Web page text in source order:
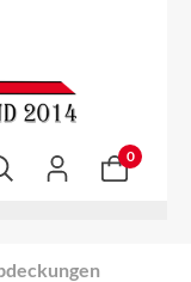
0